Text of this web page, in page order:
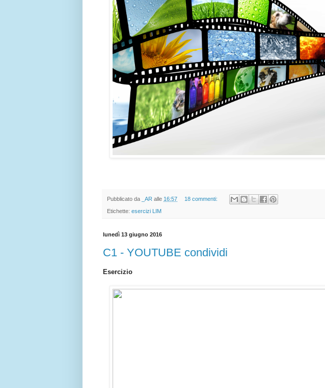
Pubblicato da _AR alle 16:57 18 commenti:
Etichette: esercizi LIM
lunedì 13 giugno 2016
C1 - YOUTUBE condividi
Esercizio